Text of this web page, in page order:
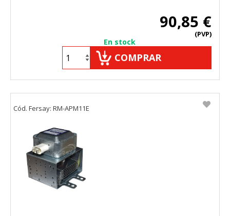
90,85 €
(PVP)
En stock
COMPRAR
Cód. Fersay: RM-APM11E